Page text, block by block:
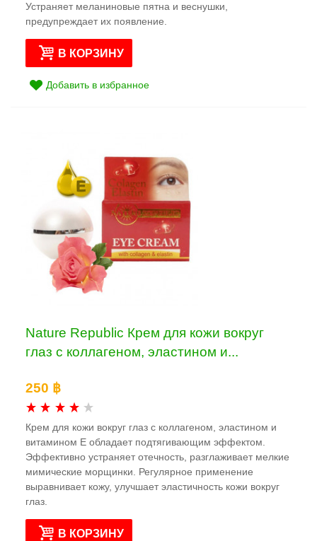
Устраняет меланиновые пятна и веснушки,
предупреждает их появление.
В КОРЗИНУ
Добавить в избранное
Nature Republic Крем для кожи вокруг
глаз с коллагеном, эластином и...
250 ฿
Крем для кожи вокруг глаз с коллагеном, эластином и
витамином Е обладает подтягивающим эффектом.
Эффективно устраняет отечность, разглаживает мелкие
мимические морщинки. Регулярное применение
выравнивает кожу, улучшает эластичность кожи вокруг
глаз.
В КОРЗИНУ